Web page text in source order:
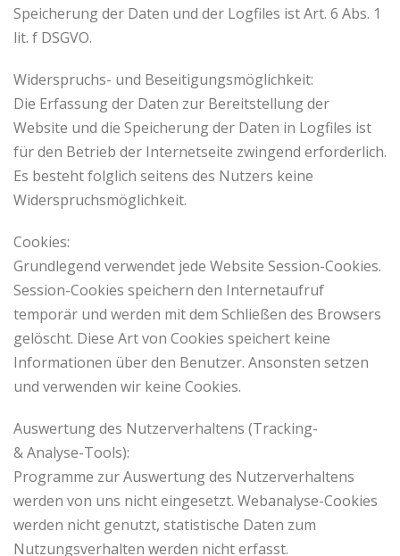
Speicherung der Daten und der Logfiles ist Art. 6 Abs. 1
lit. f DSGVO.
Widerspruchs- und Beseitigungsmöglichkeit:
Die Erfassung der Daten zur Bereitstellung der
Website und die Speicherung der Daten in Logfiles ist
für den Betrieb der Internetseite zwingend erforderlich.
Es besteht folglich seitens des Nutzers keine
Widerspruchsmöglichkeit.
Cookies:
Grundlegend verwendet jede Website Session-Cookies.
Session-Cookies speichern den Internetaufruf
temporär und werden mit dem Schließen des Browsers
gelöscht. Diese Art von Cookies speichert keine
Informationen über den Benutzer. Ansonsten setzen
und verwenden wir keine Cookies.
Auswertung des Nutzerverhaltens (Tracking-
& Analyse-Tools):
Programme zur Auswertung des Nutzerverhaltens
werden von uns nicht eingesetzt. Webanalyse-Cookies
werden nicht genutzt, statistische Daten zum
Nutzungsverhalten werden nicht erfasst.